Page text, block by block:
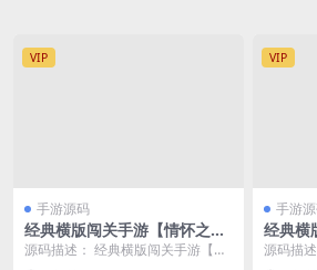
VIP
手游源码
经典横版闯关手游【情怀之诸
神·降临阿拉德】2023整理单
源码描述： 经典横版闯关手游【情
怀之诸神·降临阿拉德】2023整理单
VIP
手游
经典横
怒二觉
源码描
包liunx